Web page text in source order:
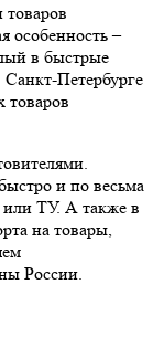
особенность –
в быстрые
Петербурге
товаров
и по весьма
ТУ. А также в
на товары,
России.